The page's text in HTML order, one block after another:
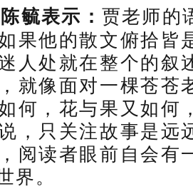
毓表示： 贾老师的
果他的散文俯拾皆
人处就在整个的叙
就像面对一棵苍苍
何，花与果又如何
，只关注故事是远
阅读者眼前自会有
界。